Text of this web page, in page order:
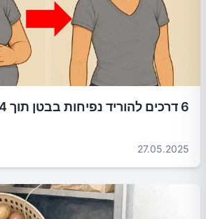
6 דרכים להוריד נפיחות בבטן תוך 24 שעות
27.05.2025